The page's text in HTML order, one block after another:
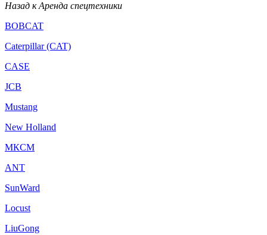
Назад к Аренда спецтехники
BOBCAT
Caterpillar (CAT)
CASE
JCB
Mustang
New Holland
МКСМ
ANT
SunWard
Locust
LiuGong